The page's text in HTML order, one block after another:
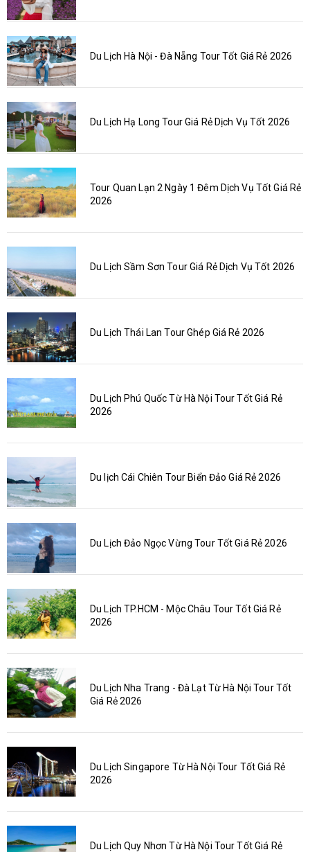
Du Lịch Hà Nội - Đà Nẵng Tour Tốt Giá Rẻ 2026
Du Lịch Hạ Long Tour Giá Rẻ Dịch Vụ Tốt 2026
Tour Quan Lạn 2 Ngày 1 Đêm Dịch Vụ Tốt Giá Rẻ
2026
Du Lịch Sầm Sơn Tour Giá Rẻ Dịch Vụ Tốt 2026
Du Lịch Thái Lan Tour Ghép Giá Rẻ 2026
Du Lịch Phú Quốc Từ Hà Nội Tour Tốt Giá Rẻ
2026
Du lịch Cái Chiên Tour Biển Đảo Giá Rẻ 2026
Du Lịch Đảo Ngọc Vừng Tour Tốt Giá Rẻ 2026
Du Lịch TP.HCM - Mộc Châu Tour Tốt Giá Rẻ
2026
Du Lịch Nha Trang - Đà Lạt Từ Hà Nội Tour Tốt
Giá Rẻ 2026
Du Lịch Singapore Từ Hà Nội Tour Tốt Giá Rẻ
2026
Du Lịch Quy Nhơn Từ Hà Nội Tour Tốt Giá Rẻ